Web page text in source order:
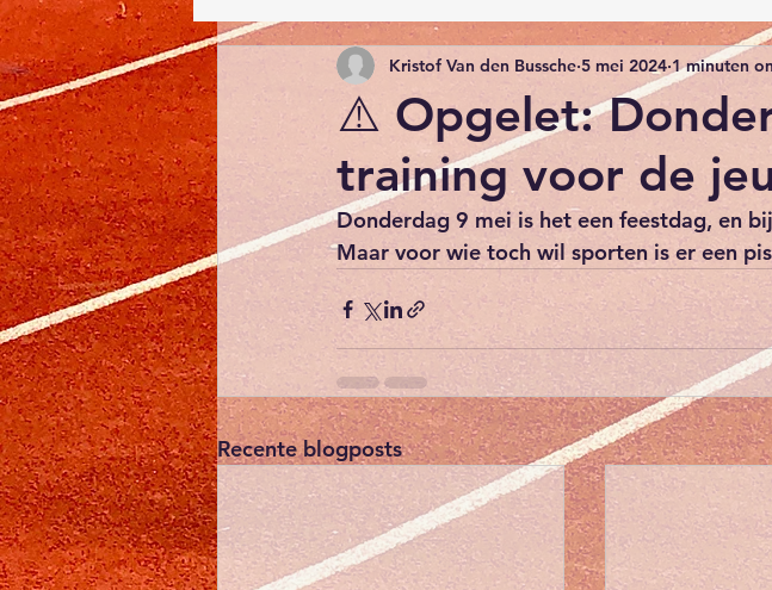
⚠️ Opgelet:
training voor de
Kristof Van den Bussche 5 mei 2024 1 minuten
Donderdag 9 mei is het een feestdag, en
Maar voor wie toch wil sporten is er een
Recente blogposts